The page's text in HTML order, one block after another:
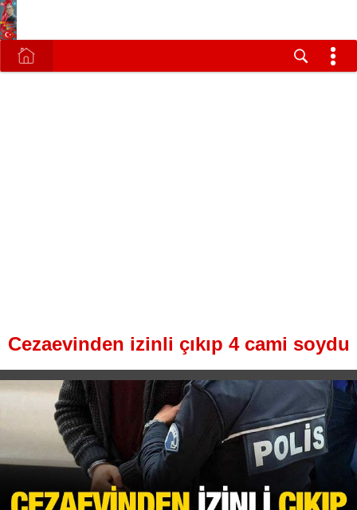
Cezaevinden izinli çıkıp 4 cami soydu